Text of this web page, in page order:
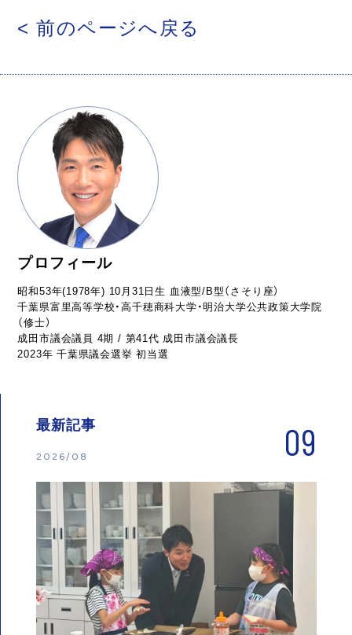
< 前のページへ戻る
プロフィール
昭和53年(1978年) 10月31日生 血液型/B型（さそり座）
千葉県富里高等学校・高千穂商科大学・明治大学公共政策大学院
（修士）
成田市議会議員 4期 / 第41代 成田市議会議長
2023年 千葉県議会選挙 初当選
最新記事
2026/08 09